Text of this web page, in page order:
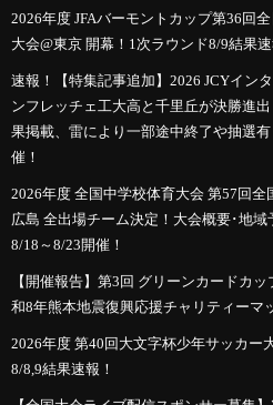
2026年度 JFAバーモントカップ第36回
大会@東京 開幕！1次ラウンド8/9結果速
速報！【特集記事追加】2026 JCYイン
ンフレッチェ工大高と千里丘が決勝進
果掲載、雷により一部途中終了や抽選
催！
2026年度 全国中学校体育大会 第57回
広島 全出場チーム決定！大会概要･地域
8/18～8/23開催！
【開催報告】第3回 グリーンカードカ
和8年熊本地震復興応援チャリティーマ
2026年度 第40回大文字杯少年サッカー
8/8,9結果速報！